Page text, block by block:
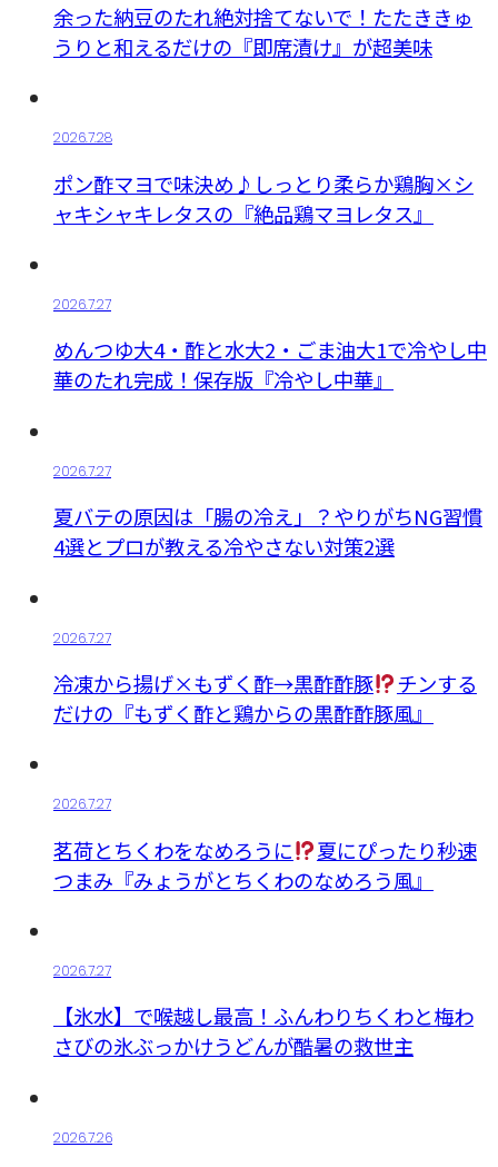
余った納豆のたれ絶対捨てないで！たたききゅ
うりと和えるだけの『即席漬け』が超美味
2026.7.28
ポン酢マヨで味決め♪しっとり柔らか鶏胸×シ
ャキシャキレタスの『絶品鶏マヨレタス』
2026.7.27
めんつゆ大4・酢と水大2・ごま油大1で冷やし中
華のたれ完成！保存版『冷やし中華』
2026.7.27
夏バテの原因は「腸の冷え」？やりがちNG習慣
4選とプロが教える冷やさない対策2選
2026.7.27
冷凍から揚げ×もずく酢→黒酢酢豚
チンする
だけの『もずく酢と鶏からの黒酢酢豚風』
2026.7.27
茗荷とちくわをなめろうに
夏にぴったり秒速
つまみ『みょうがとちくわのなめろう風』
2026.7.27
【氷水】で喉越し最高！ふんわりちくわと梅わ
さびの氷ぶっかけうどんが酷暑の救世主
2026.7.26